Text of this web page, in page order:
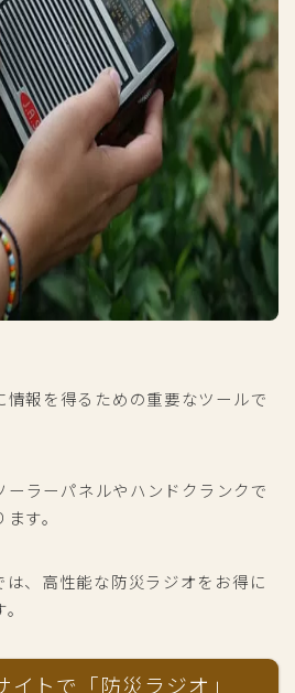
報を得るための重要なツールで
ーラーパネルやハンドクランクで
す。
は、高性能な防災ラジオをお得に
トで「防災ラジオ」